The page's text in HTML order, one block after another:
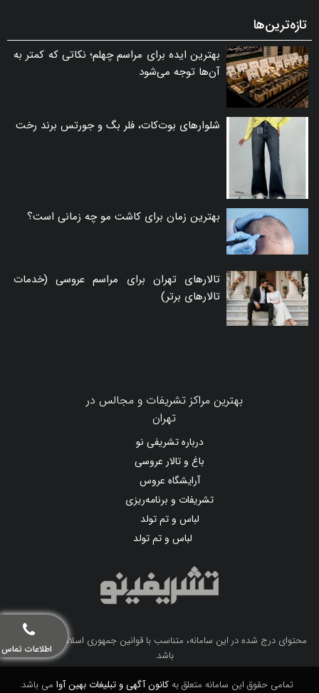
اطلاعات تماس
تازه‌ترین‌ها
بهترین ایده برای مراسم چهلم؛ نکاتی که کمتر به
آن‌ها توجه می‌شود
شلوارهای بوت‌کات، فلر بگ و جورتس برند رخت
بهترین زمان برای کاشت مو چه زمانی است؟
تالارهای تهران برای مراسم عروسی (خدمات
تالارهای برتر)
بهترین مراکز تشریفات و مجالس در
تهران
درباره تشریفی نو
باغ و تالار عروسی
آرایشگاه عروس
تشریفات و برنامه‌ریزی
لباس و تم تولد
لباس و تم تولد
محتوای درج شده در این سامانه، متناسب با قوانین جمهوری اسلامی ایران می
باشد.
تمامی حقوق این سامانه متعلق بهکانون آگهی و تبلیغات بهین آوا می باشد.